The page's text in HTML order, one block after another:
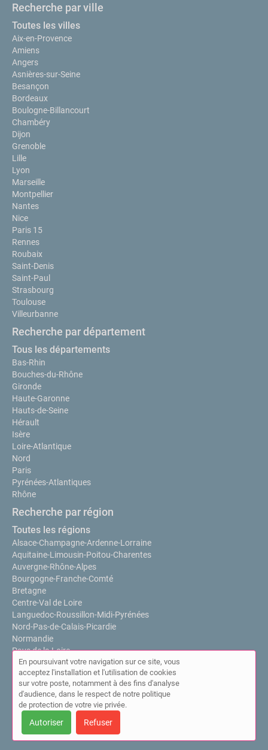
Recherche par ville
Toutes les villes
Aix-en-Provence
Amiens
Angers
Asnières-sur-Seine
Besançon
Bordeaux
Boulogne-Billancourt
Chambéry
Dijon
Grenoble
Lille
Lyon
Marseille
Montpellier
Nantes
Nice
Paris 15
Rennes
Roubaix
Saint-Denis
Saint-Paul
Strasbourg
Toulouse
Villeurbanne
Recherche par département
Tous les départements
Bas-Rhin
Bouches-du-Rhône
Gironde
Haute-Garonne
Hauts-de-Seine
Hérault
Isère
Loire-Atlantique
Nord
Paris
Pyrénées-Atlantiques
Rhône
Recherche par région
Toutes les régions
Alsace-Champagne-Ardenne-Lorraine
Aquitaine-Limousin-Poitou-Charentes
Auvergne-Rhône-Alpes
Bourgogne-Franche-Comté
Bretagne
Centre-Val de Loire
Languedoc-Roussillon-Midi-Pyrénées
Nord-Pas-de-Calais-Picardie
Normandie
Pays de la Loire
Provence-Alpes-Côte d'Azur
Île-de-France
En poursuivant votre navigation sur ce site, vous
acceptez l'installation et l'utilisation de cookies
sur votre poste, notamment à des fins d'analyse
d'audience, dans le respect de notre politique
de protection de votre vie privée.
Autoriser Refuser